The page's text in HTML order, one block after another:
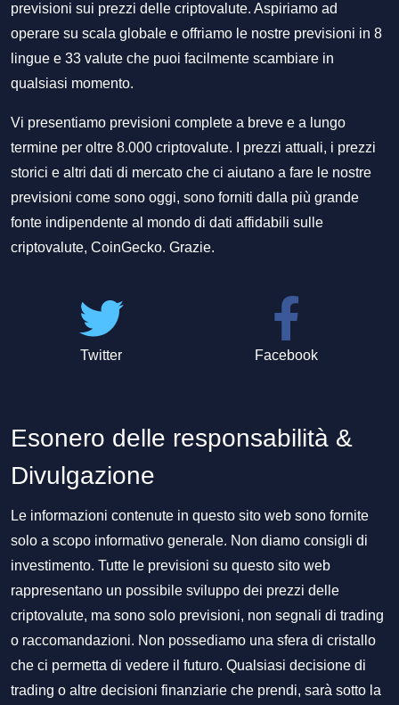
previsioni sui prezzi delle criptovalute. Aspiriamo ad
operare su scala globale e offriamo le nostre previsioni in 8
lingue e 33 valute che puoi facilmente scambiare in
qualsiasi momento.
Vi presentiamo previsioni complete a breve e a lungo
termine per oltre 8.000 criptovalute. I prezzi attuali, i prezzi
storici e altri dati di mercato che ci aiutano a fare le nostre
previsioni come sono oggi, sono forniti dalla più grande
fonte indipendente al mondo di dati affidabili sulle
criptovalute, CoinGecko. Grazie.
Twitter Facebook
Esonero delle responsabilità &
Divulgazione
Le informazioni contenute in questo sito web sono fornite
solo a scopo informativo generale. Non diamo consigli di
investimento. Tutte le previsioni su questo sito web
rappresentano un possibile sviluppo dei prezzi delle
criptovalute, ma sono solo previsioni, non segnali di trading
o raccomandazioni. Non possediamo una sfera di cristallo
che ci permetta di vedere il futuro. Qualsiasi decisione di
trading o altre decisioni finanziarie che prendi, sarà sotto la